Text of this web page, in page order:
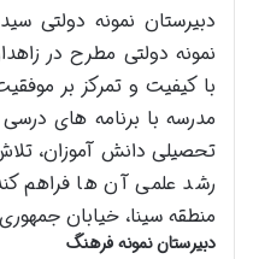
دبیرستان نمونه دولتی
نمونه دولتی مطرح در
با کیفیت و تمرکز بر
مدرسه با برنامه های
تحصیلی دانش آموزان،
رشد علمی آن ها فراهم
منطقه سینا، خیابان
دبیرستان نمونه فرهنگ